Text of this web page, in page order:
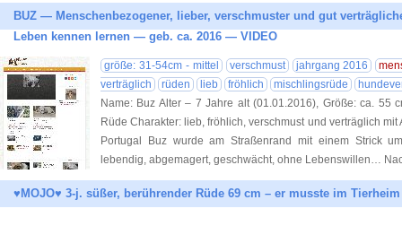
BUZ — Menschenbezogener, lieber, verschmuster und gut
Leben kennen lernen — geb. ca. 2016 — VIDEO
größe: 31-54cm - mittel verschmust jahrgang 2016
verträglich
rüden lieb fröhlich mischlingsrüde
Name: Buz Alter – 7 Jahre alt (01.01.2016), Größe: ca. 55
Rüde Charakter: lieb, fröhlich, verschmust und verträglich
Portugal Buz wurde am Straßenrand mit einem Strick
lebendig, abgemagert, geschwächt, ohne Lebenswillen…
♥MOJO♥ 3-j. süßer, berührender Rüde 69 cm – er musste im